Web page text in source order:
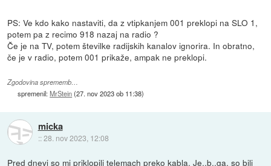
PS: Ve kdo kako nastaviti, da z vtipkanjem 001 preklopi na SLO 1,
potem pa z recimo 918 nazaj na radio ?
Če je na TV, potem številke radijskih kanalov ignorira. In obratno,
če je v radio, potem 001 prikaže, ampak ne preklopi.
Zgodovina sprememb…
spremenil:MrStein(27. nov 2023 ob 11:38)
micka
::28. nov 2023, 12:08
Pred dnevi so mi priklopili telemach preko kabla. Je..b..ga, so bili